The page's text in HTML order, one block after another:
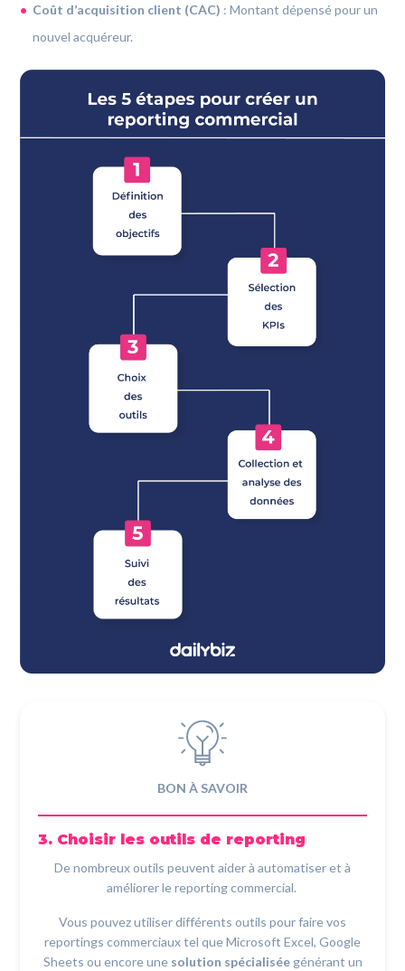
Coût d’acquisition client (CAC) : Montant dépensé pour un
nouvel acquéreur.
BON À SAVOIR
3. Choisir les outils de reporting
De nombreux outils peuvent aider à automatiser et à
améliorer le reporting commercial.
Vous pouvez utiliser différents outils pour faire vos
reportings commerciaux tel que Microsoft Excel, Google
Sheets ou encore une solution spécialiséegénérant un